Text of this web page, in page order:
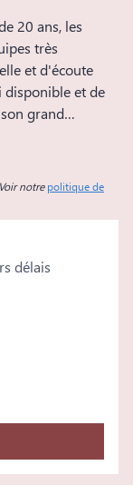
20 ans, les
très
et d'écoute
disponible et de
grand
à toute
notre politique de
délais